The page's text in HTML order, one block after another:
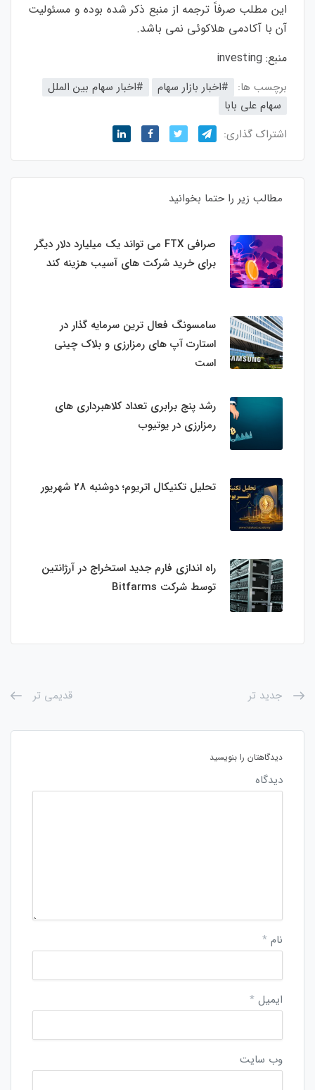
این مطلب صرفاً ترجمه از منبع ذکر شده بوده و مسئولیت
آن با آکادمی هلاکوئی نمی باشد.
منبع: investing
برچسب ها: #اخبار بازار سهام
#اخبار سهام بین الملل
سهام علی بابا
اشتراک گذاری:
مطالب زیر را حتما بخوانید
صرافی FTX می تواند یک میلیارد دلار دیگر
برای خرید شرکت های آسیب هزینه کند
سامسونگ فعال‌ ترین سرمایه‌ گذار در
استارت‌ آپ‌ های رمزارزی و بلاک چینی
است
رشد پنج برابری تعداد کلاهبرداری های
رمزارزی در یوتیوب
تحلیل تکنیکال اتریوم؛ دوشنبه 28 شهریور
راه اندازی فارم جدید استخراج در آرژانتین
توسط شرکت Bitfarms
جدید تر قدیمی تر
دیدگاهتان را بنویسید
دیدگاه
نام *
ایمیل *
وب‌ سایت